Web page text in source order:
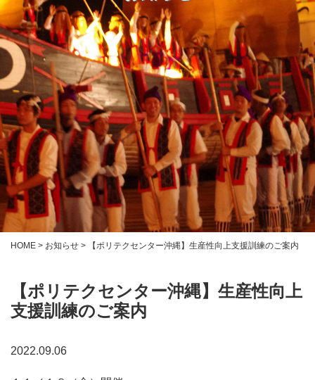
HOME > お知らせ > 【ポリテクセンター沖縄】生産性向上支援訓練のご案内
【ポリテクセンター沖縄】生産性向上
支援訓練のご案内
2022.09.06